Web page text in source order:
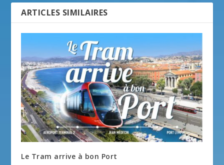
ARTICLES SIMILAIRES
Le Tram arrive à bon Port